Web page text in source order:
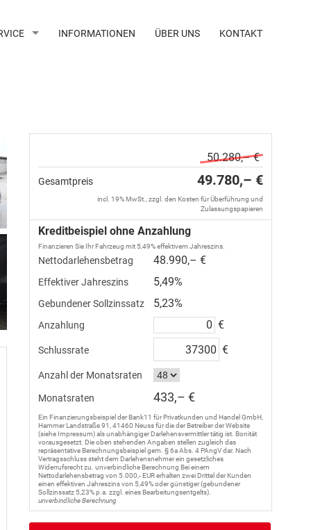
INFORMATIONEN ÜBER UNS KONTAKT
50.280,– €
Gesamtpreis 49.780,– €
incl. 19% MwSt., zzgl. den Kosten für Überführung und
Zulassungspapieren
Kreditbeispiel ohne Anzahlung
Finanzieren Sie Ihr Fahrzeug mit 5,49% effektivem Jahreszins.
Nettodarlehensbetrag 48.990,– €
Effektiver Jahreszins 5,49%
Gebundener Sollzinssatz 5,23%
Anzahlung €
Schlussrate €
Anzahl der Monatsraten
Monatsraten 433,– €
Ein Finanzierungsbeispiel der Bank11 für Privatkunden und Handel GmbH,
Hammer Landstraße 91, 41460 Neuss für die der Betreiber der Website
(siehe Impressum) als unabhängiger Darlehensvermittler tätig ist. Bonität
vorausgesetzt. Die oben stehenden Angaben stellen zugleich das
repräsentative Berechnungsbeispiel gem. § 6a Abs. 4 PAngV dar. Nach
Vertragsschluss steht dem Darlehensnehmer ein gesetzliches
Widerrufsrecht zu. unverbindliche Berechnung Bei einem
Nettodarlehensbetrag von 5.000,- EUR erhalten zwei Drittel der Kunden
einen effektiven Jahreszins von 5,49% oder günstiger (gebundener
Sollzinssatz 5,23% p.a. zzgl. eines Bearbeitungsentgelts).
unverbindliche Berechnung